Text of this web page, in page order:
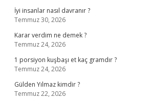
İyi insanlar nasıl davranır ?
Temmuz 30, 2026
Karar verdim ne demek ?
Temmuz 24, 2026
1 porsiyon kuşbaşı et kaç gramdır ?
Temmuz 24, 2026
Gülden Yılmaz kimdir ?
Temmuz 22, 2026